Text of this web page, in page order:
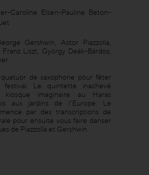
Caroline Elsen-Pauline Beton-
Gershwin, Astor Piazzolla,
Franz Liszt, György Deák-Bárdos,
de saxophone pour fêter
festival. Le quintette inachevé
kiosque imaginaire au Haras
aux jardins de l’Europe. Le
par des transcriptions de
pour ensuite vous faire danser
de Piazzolla et Gershwin.